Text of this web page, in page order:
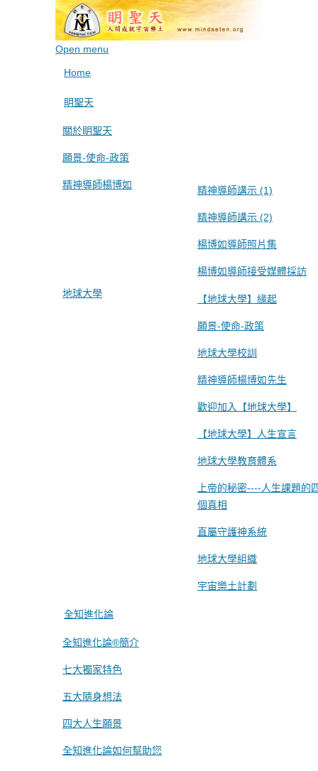
Open menu
Home
眀聖天
關於眀聖天
願景-使命-政策
精神導師楊博如 精神導師講示 (1)
精神導師講示 (2)
楊博如導師照片集
楊博如導師接受媒體採訪
地球大學
【地球大學】緣起
願景-使命-政策
地球大學校訓
精神導師楊博如先生
歡迎加入【地球大學】
【地球大學】人生宣言
地球大學教育體系
上帝的秘密----人生課題的
個真相
直屬守護神系統
地球大學組織
宇宙樂土計劃
全知進化論
全知進化論®簡介
七大獨家特色
五大隨身想法
四大人生願景
全知進化論如何幫助您